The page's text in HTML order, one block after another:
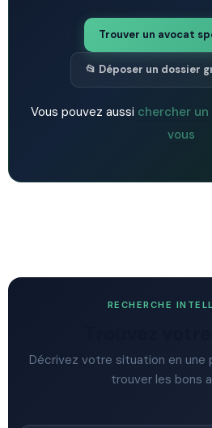
Trouver un avocat
📂 Déposer un dossier
Vous pouvez aussi chercher
vous
RECHERCHE
Décrivez votre situation en une
trouver les bons